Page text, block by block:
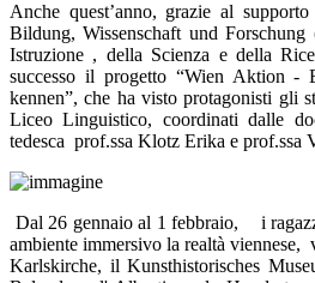
Anche quest’anno, grazie al
Bildung, Wissenschaft und
Istruzione , della Scienza e della
successo il progetto “Wien Aktion -
kennen”, che ha visto protagonisti gli
Liceo Linguistico, coordinati dalle
tedesca prof.ssa Klotz Erika e prof.ssa
Dal 26 gennaio al 1 febbraio, i
ambiente immersivo la realtà viennese,
Karlskirche, il Kunsthistorisches